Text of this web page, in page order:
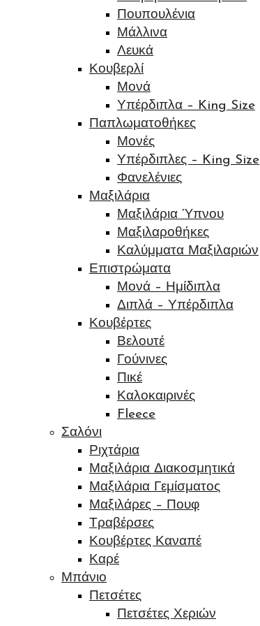
Πουπουλένια
Μάλλινα
Λευκά
Κουβερλί
Μονά
Υπέρδιπλα – King Size
Παπλωματοθήκες
Μονές
Υπέρδιπλες – King Size
Φανελένιες
Μαξιλάρια
Μαξιλάρια Ύπνου
Μαξιλαροθήκες
Καλύμματα Μαξιλαριών
Επιστρώματα
Μονά – Ημίδιπλα
Διπλά – Υπέρδιπλα
Κουβέρτες
Βελουτέ
Γούνινες
Πικέ
Καλοκαιρινές
Fleece
Σαλόνι
Ριχτάρια
Μαξιλάρια Διακοσμητικά
Μαξιλάρια Γεμίσματος
Μαξιλάρες – Πουφ
Τραβέρσες
Κουβέρτες Καναπέ
Καρέ
Μπάνιο
Πετσέτες
Πετσέτες Χεριών